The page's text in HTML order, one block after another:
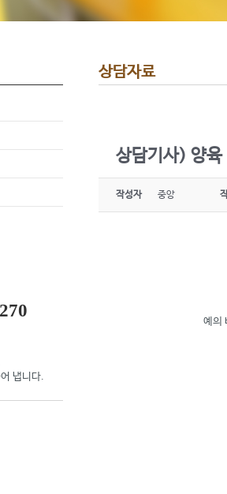
냅니다.
상담자료
상담기사) 양육
작성자 중앙
예의